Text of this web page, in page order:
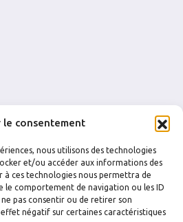
le consentement
nous utilisons des technologies
et/ou accéder aux informations des
à ces technologies nous permettra de
le comportement de navigation ou les ID
pas consentir ou de retirer son
négatif sur certaines caractéristiques